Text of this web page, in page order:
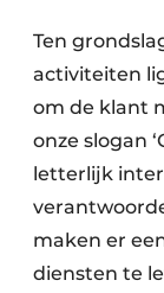
Ten
activiteiten
om de klant
onze slogan
letterlijk
maken er
diensten te